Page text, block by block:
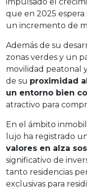
que en 2025 espera
un incremento de
Además de su
zonas verdes y un
movilidad peatonal
de su proximidad
un entorno bien
atractivo para
En el ámbito
lujo ha registrado
valores en alza
significativo de
tanto residencias
exclusivas para